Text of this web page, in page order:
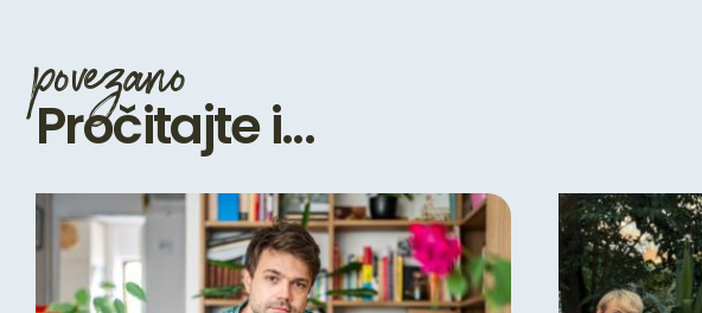
povezano
Pročitajte i...